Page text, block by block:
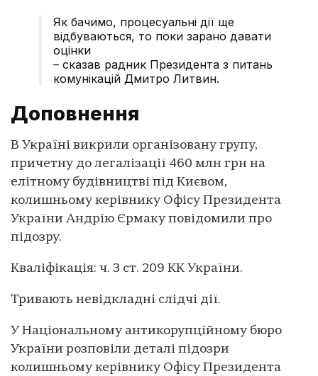
Як бачимо, процесуальні дії ще
відбуваються, то поки зарано давати
оцінки
– сказав радник Президента з питань
комунікацій Дмитро Литвин.
Доповнення
В Україні викрили організовану групу,
причетну до легалізації 460 млн грн на
елітному будівництві під Києвом,
колишньому керівнику Офісу Президента
України Андрію Єрмаку повідомили про
підозру.
Кваліфікація: ч. 3 ст. 209 КК України.
Тривають невідкладні слідчі дії.
У Національному антикорупційному бюро
України розповіли деталі підозри
колишньому керівнику Офісу Президента